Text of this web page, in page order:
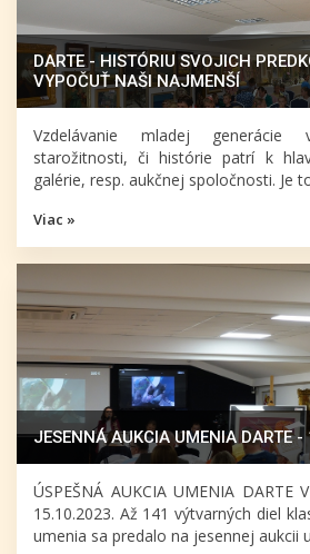
DARTE - HISTÓRIU SVOJICH
VYPOČUŤ NAŠI NAJMENŠÍ
Vzdelávanie mladej
starožitnosti, či histórie patrí k
galérie, resp. aukčnej spoločnosti. Je
Viac »
JESENNÁ AUKCIA UMENIA DARTE
ÚSPEŠNÁ AUKCIA UMENIA DARTE
15.10.2023. Až 141 výtvarných diel
umenia sa predalo na jesennej aukcii